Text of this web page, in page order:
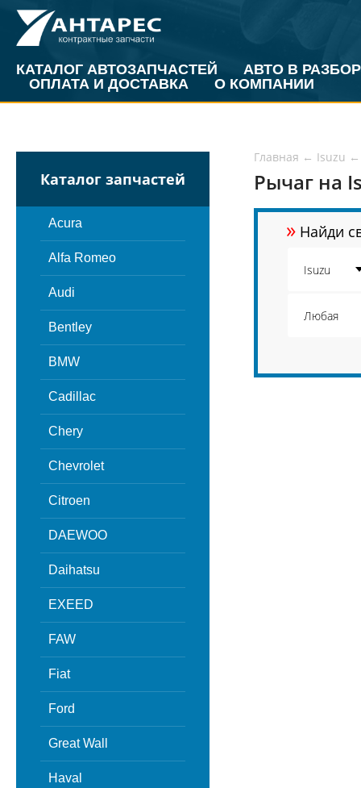
КАТАЛОГ АВТОЗАПЧАСТЕЙ
АВТО В РАЗБОР
ОПЛАТА И ДОСТАВКА
О КОМПАНИИ
Каталог запчастей
Acura
Alfa Romeo
Audi
Bentley
BMW
Cadillac
Chery
Chevrolet
Citroen
DAEWOO
Daihatsu
EXEED
FAW
Fiat
Ford
Great Wall
Haval
Главная ← Isuzu ←
Рычаг на
» Найди